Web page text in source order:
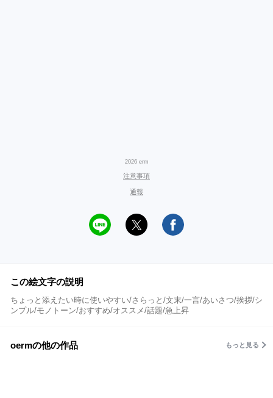
2026 erm
注意事項
通報
この絵文字の説明
ちょっと添えたい時に使いやすい/さらっと/文末/一言/あいさつ/挨拶/シ
ンプル/モノトーン/おすすめ/オススメ/話題/急上昇
oermの他の作品 もっと見る